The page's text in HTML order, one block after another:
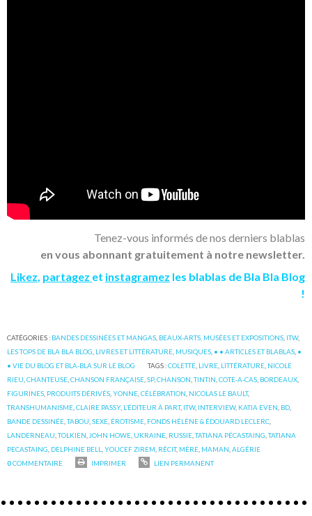
Tenez-vous informés de nos derniers blablas
en vous abonnant gratuitement à notre newsletter.
Likez, partagez et instagramez les blablas de Bla Bla Blog
!
CATÉGORIES : BANDES DESSINÉES ET MANGAS BEAUX-ARTS, MUSÉES ET EXPOSITIONS ITW,
LES TOPS DE BLA BLA BLOG LIVRES ET LITTÉRATURE MUSIQUES • • ARTICLES ET BLABLAS •
• VIE DU BLOG ET BLA-BLA SUR LE BLOG
TAGS :COLETTE LIVRE LITTÉRATURE NICOLE
RIEU ,CHANTEUSE ,CHANSON FRANÇAISE ,SP,CHANSON ,TINTIN ,COTE-A-CAS BORDEAUX
FIGURINES PRODUITS DÉRIVÉS ,YONNE ,CÉLÉBRATION NICOLAS LE BAULT,
TRANSHUMANISME ,CLAIRE PASSY, L’ÉDITEUR À PART, ITW, INTERVIEW, KATIA EVEN BD
BANDE DESSINÉE ,TABOU ,SEXE ÉROTISME FONDS HÉLÈNE & ÉDOUARD LECLERC
LANDERNEAU ,TOLKIEN JOHN HOWE UKRAINE RUSSIE ,TATIANA PÉCASTAING ,TATIANA
PECASTAING DELPHINE BELL ,YOUCEF ZIREM RÉCIT, MÈRE MAMAN ,ALGÉRIE
0COMMENTAIRE IMPRIMER LIEN PERMANENT